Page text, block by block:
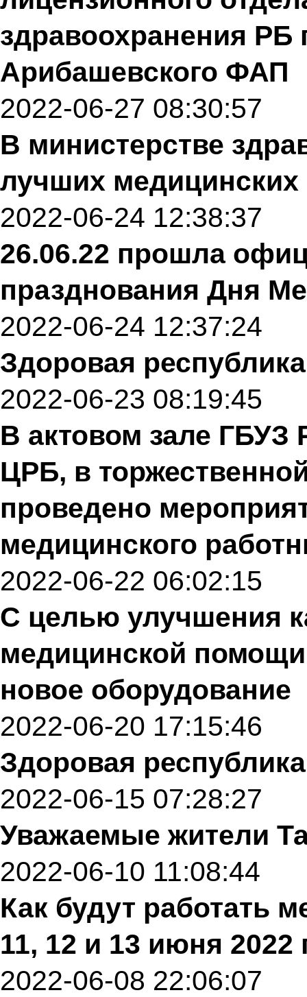
здравоохранения РБ
Арибашевского ФАП
2022-06-27 08:30:57
В министерстве
лучших медицинских
2022-06-24 12:38:37
26.06.22 прошла
празднования Дня
2022-06-24 12:37:24
Здоровая
2022-06-23 08:19:45
В актовом зале
ЦРБ, в
проведено
медицинского
2022-06-22 06:02:15
С целью улучшения
медицинской
новое оборудование
2022-06-20 17:15:46
Здоровая
2022-06-15 07:28:27
Уважаемые жители
2022-06-10 11:08:44
Как будут работать
11, 12 и 13 июня 2022
2022-06-08 22:06:07